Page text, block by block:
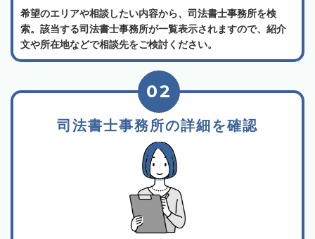
希望のエリアや相談したい内容から、司法書士事務所を検
索。該当する司法書士事務所が一覧表示されますので、紹介
文や所在地などで相談先をご検討ください。
司法書士事務所の詳細を確認
02